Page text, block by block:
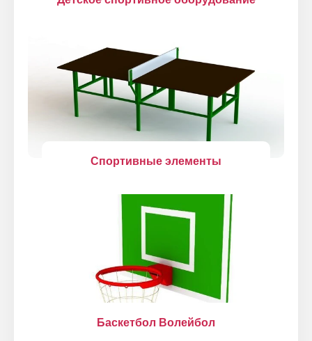
Спортивные элементы
Баскетбол Волейбол